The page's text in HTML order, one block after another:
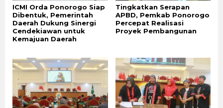
ICMI Orda Ponorogo Siap
Dibentuk, Pemerintah
Daerah Dukung Sinergi
Cendekiawan untuk
Kemajuan Daerah
Tingkatkan Serapan
APBD, Pemkab Ponorogo
Percepat Realisasi
Proyek Pembangunan